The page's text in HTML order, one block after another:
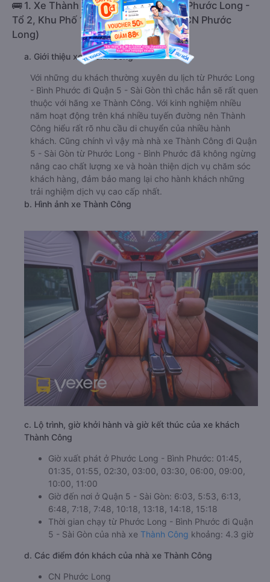
🚌 1. Xe Thành Công khởi hành tại BX Phước Long -
Tổ 2, Khu Phố 1, Phường Long Thủy (CN Phước
Long)
a. Giới thiệu xe Thành Công
Với những du khách thường xuyên du lịch từ Phước Long
- Bình Phước đi Quận 5 - Sài Gòn thì chắc hẳn sẽ rất quen
thuộc với hãng xe Thành Công. Với kinh nghiệm nhiều
năm hoạt động trên khá nhiều tuyến đường nên Thành
Công hiểu rất rõ nhu cầu di chuyển của nhiều hành
khách. Cũng chính vì vậy mà nhà xe Thành Công đi Quận
5 - Sài Gòn từ Phước Long - Bình Phước đã không ngừng
nâng cao chất lượng xe và hoàn thiện dịch vụ chăm sóc
khách hàng, đảm bảo mang lại cho hành khách những
trải nghiệm dịch vụ cao cấp nhất.
b. Hình ảnh xe Thành Công
c. Lộ trình, giờ khởi hành và giờ kết thúc của xe khách
Thành Công
Giờ xuất phát ở Phước Long - Bình Phước: 01:45,
01:35, 01:55, 02:30, 03:00, 03:30, 06:00, 09:00,
10:00, 11:00
Giờ đến nơi ở Quận 5 - Sài Gòn: 6:03, 5:53, 6:13,
6:48, 7:18, 7:48, 10:18, 13:18, 14:18, 15:18
Thời gian chạy từ Phước Long - Bình Phước đi Quận
5 - Sài Gòn của nhà xe Thành Công khoảng: 4.3 giờ
d. Các điểm đón khách của nhà xe Thành Công
CN Phước Long